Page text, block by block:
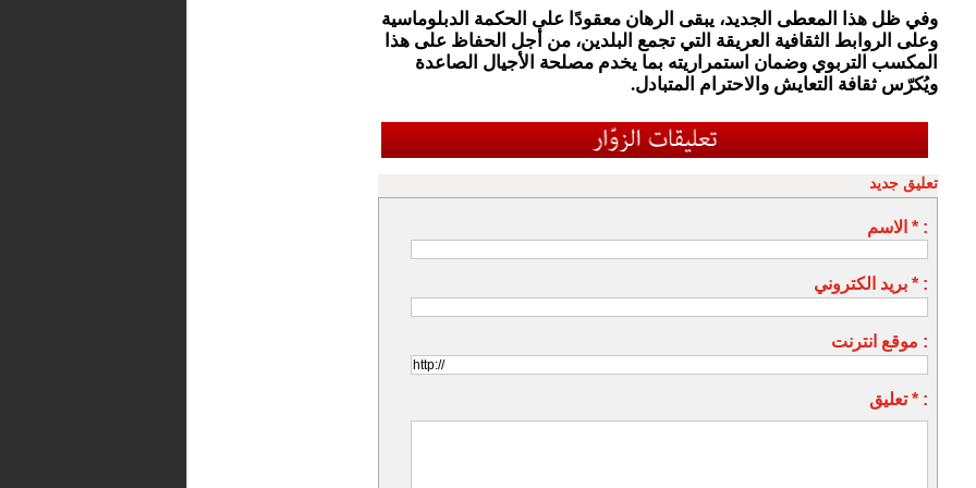
وفي ظل هذا المعطى الجديد، يبقى الرهان معقودًا على الحكمة الدبلوماسية
وعلى الروابط الثقافية العريقة التي تجمع البلدين، من أجل الحفاظ على هذا
المكسب التربوي وضمان استمراريته بما يخدم مصلحة الأجيال الصاعدة
ويُكرّس ثقافة التعايش والاحترام المتبادل.
تعليق جديد
الاسم * :
بريد الكتروني * :
موقع انترنت :
تعليق * :